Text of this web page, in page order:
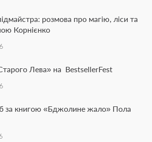
розмова про магію, ліси та
Корнієнко
Лева» на BestsellerFest
за книгою «Бджолине жало» Пола